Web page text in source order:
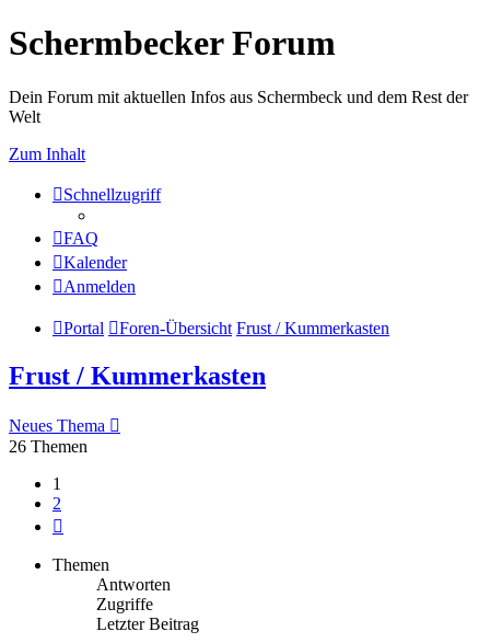
Schermbecker Forum
Dein Forum mit aktuellen Infos aus Schermbeck und dem Rest der
Welt
Zum Inhalt
Schnellzugriff
FAQ
Kalender
Anmelden
Portal Foren-Übersicht Frust / Kummerkasten
Frust / Kummerkasten
Neues Thema
26 Themen
1
2
Themen
Antworten
Zugriffe
Letzter Beitrag